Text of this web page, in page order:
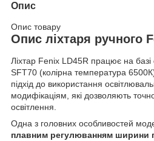
Опис
Опис товару
Опис ліхтаря ручного
Ліхтар Fenix LD45R працює на базі
SFT70 (колірна температура
підхід до використання
модифікаціям, які дозволяють
освітлення.
Одна з головних особливостей
плавним регулюванням ширини